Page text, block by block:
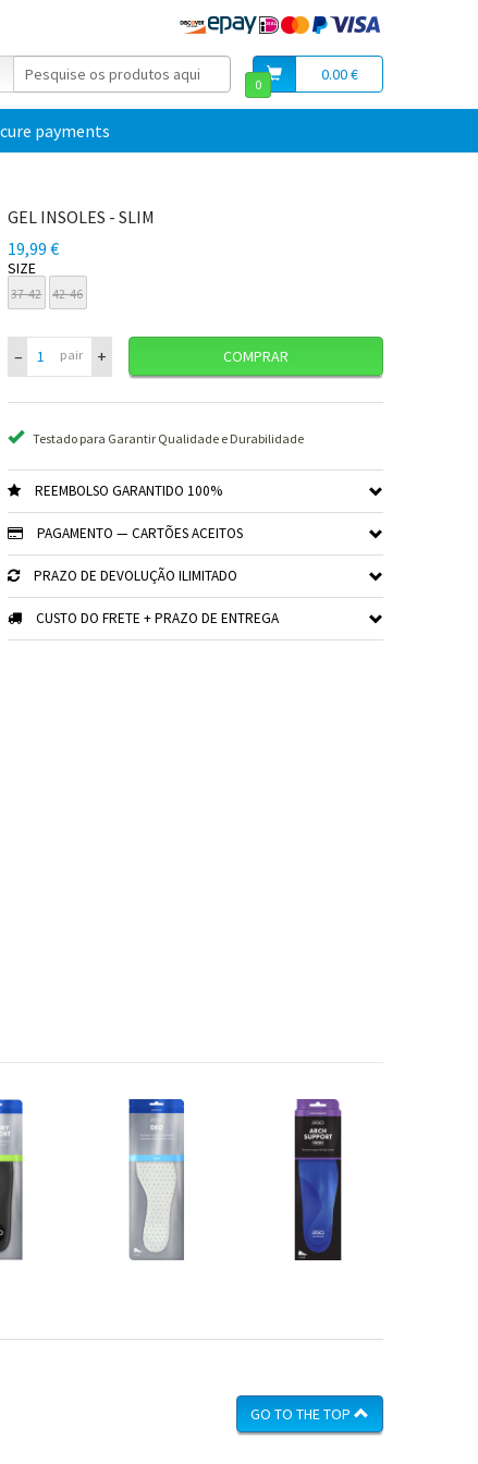
0.00 €
0
payments
GEL INSOLES - SLIM
19,99 €
SIZE
37-42 42-46
– pair + COMPRAR
Testado para Garantir Qualidade e Durabilidade
REEMBOLSO GARANTIDO 100%
PAGAMENTO — CARTÕES ACEITOS
PRAZO DE DEVOLUÇÃO ILIMITADO
CUSTO DO FRETE + PRAZO DE ENTREGA
GO TO THE TOP